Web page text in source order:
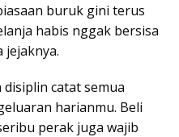
buruk gini terus
habis nggak bersisa
jejaknya.
catat semua
harianmu. Beli
perak juga wajib